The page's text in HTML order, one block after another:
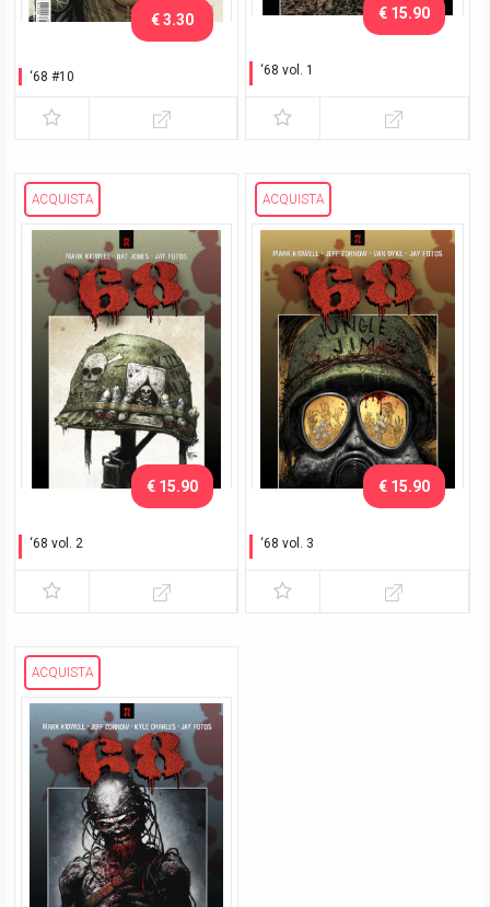
‘68 #10
€ 3.30
‘68 vol. 1
€ 15.90
ACQUISTA
‘68 vol. 2
€ 15.90
ACQUISTA
‘68 vol. 3
€ 15.90
ACQUISTA